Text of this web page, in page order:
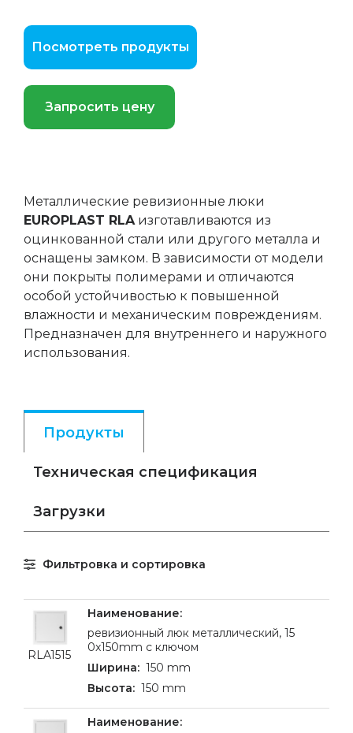
Посмотреть продукты
Запросить цену
Металлические ревизионные люки
EUROPLAST RLAизготавливаются из
оцинкованной стали или другого металла и
оснащены замком. В зависимости от модели
они покрыты полимерами и отличаются
особой устойчивостью к повышенной
влажности и механическим повреждениям.
Предназначен для внутреннего и наружного
использования.
Продукты
Техническая спецификация
Загрузки
Фильтровка и сортировка
RLA1515
ревизионный люк металлический, 15
0x150mm с ключом
150 mm
150 mm